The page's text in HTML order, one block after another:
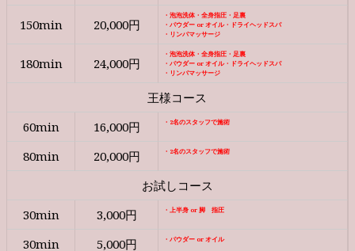
150min 20,000円
・泡泡洗体・全身指圧・足裏
・パウダー or オイル・ドライヘッドスパ
・リンパマッサージ
180min 24,000円
・泡泡洗体・全身指圧・足裏
・パウダー or オイル・ドライヘッドスパ
・リンパマッサージ
王様コース
60min
16,000円 ・2名のスタッフで施術
80min 20,000円 ・2名のスタッフで施術
お試しコース
30min
3,000円 ・上半身 or 脚 指圧
30min 5,000円 ・パウダー or オイル